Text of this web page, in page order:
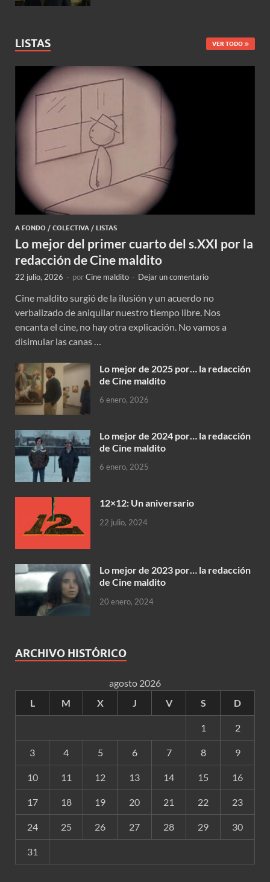
LISTAS VER TODO
A FONDO / COLECTIVA / LISTAS
Lo mejor del primer cuarto del s.XXI por la
redacción de Cine maldito
22 julio, 2026 - porCine maldito - Dejar un comentario
Cine maldito surgió de la ilusión y un acuerdo no
verbalizado de aniquilar nuestro tiempo libre. Nos
encanta el cine, no hay otra explicación. No vamos a
disimular las canas …
Lo mejor de 2025 por… la redacción
de Cine maldito
6 enero, 2026
Lo mejor de 2024 por… la redacción
de Cine maldito
6 enero, 2025
12×12: Un aniversario
22 julio, 2024
Lo mejor de 2023 por… la redacción
de Cine maldito
20 enero, 2024
ARCHIVO HISTÓRICO
agosto 2026
L
M X J V S D
1 2
3 4 5 6 7 8 9
10 11 12 13 14 15 16
17 18 19 20 21 22 23
24 25 26 27 28 29 30
31